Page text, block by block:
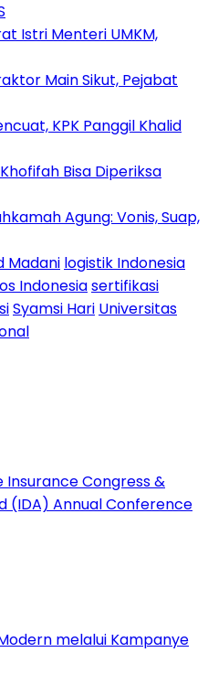
Istri Menteri UMKM,
Main Sikut, Pejabat
KPK Panggil Khalid
Bisa Diperiksa
Agung: Vonis, Suap,
Madani logistik Indonesia
Indonesiasertifikasi
Syamsi Hari Universitas
Insurance Congress &
(IDA) Annual Conference
melalui Kampanye